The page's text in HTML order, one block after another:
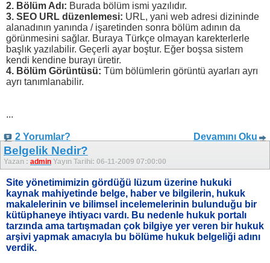
2. Bölüm Adı: Burada bölüm ismi yazılıdır.
3. SEO URL düzenlemesi: URL, yani web adresi dizininde
alanadının yanında / işaretinden sonra bölüm adının da
görünmesini sağlar. Buraya Türkçe olmayan karekterlerle
başlık yazılabilir. Geçerli ayar boştur. Eğer boşsa sistem
kendi kendine burayı üretir.
4. Bölüm Görüntüsü: Tüm bölümlerin görüntü ayarları ayrı
ayrı tanımlanabilir.
...
2 Yorumlar? Devamını Oku
Belgelik Nedir?
Yazan : admin Yayın Tarihi: 06-11-2009 07:00:00
Site yönetimimizin gördüğü lüzum üzerine hukuki
kaynak mahiyetinde belge, haber ve bilgilerin, hukuk
makalelerinin ve bilimsel incelemelerinin bulunduğu bir
kütüphaneye ihtiyacı vardı. Bu nedenle hukuk portalı
tarzında ama tartışmadan çok bilgiye yer veren bir hukuk
arşivi yapmak amacıyla bu bölüme hukuk belgeliği adını
verdik.